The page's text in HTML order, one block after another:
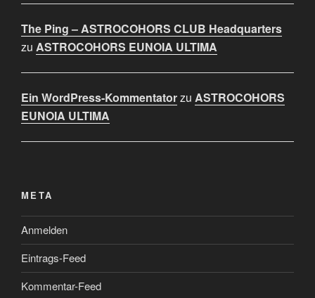
The Ping – ASTROCOHORS CLUB Headquarters
zu ASTROCOHORS EUNOIA ULTIMA
Ein WordPress-Kommentatorzu ASTROCOHORS
EUNOIA ULTIMA
META
Anmelden
Eintrags-Feed
Kommentar-Feed